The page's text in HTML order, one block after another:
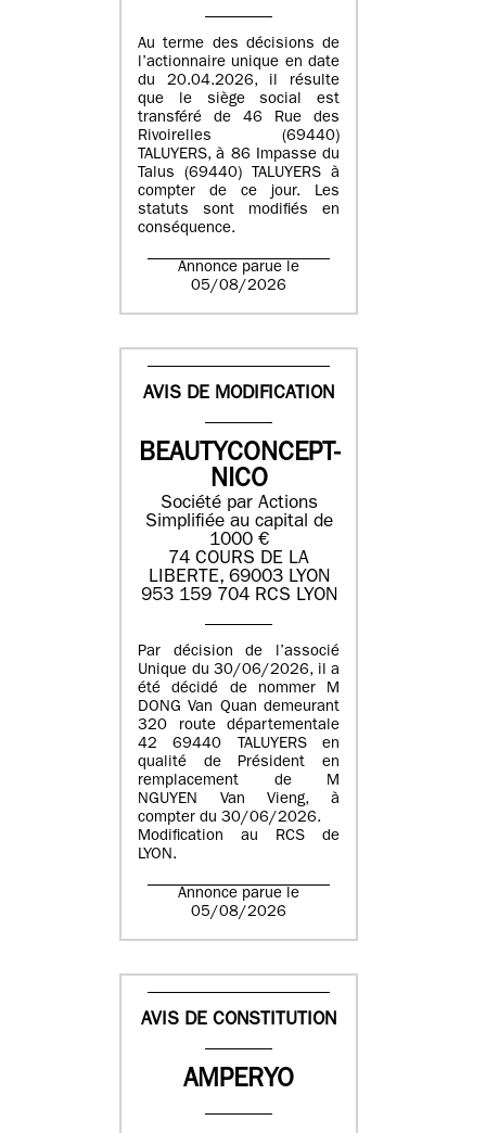
Au terme des décisions de
l’actionnaire unique en date
du 20.04.2026, il résulte
que le siège social est
transféré de 46 Rue des
Rivoirelles (69440)
TALUYERS, à 86 Impasse du
Talus (69440) TALUYERS à
compter de ce jour. Les
statuts sont modifiés en
conséquence.
Annonce parue le
05/08/2026
AVIS DE MODIFICATION
BEAUTYCONCEPT-
NICO
Société par Actions
Simplifiée au capital de
1000 €
74 COURS DE LA
LIBERTE, 69003 LYON
953 159 704 RCS LYON
Par décision de l’associé
Unique du 30/06/2026, il a
été décidé de nommer M
DONG Van Quan demeurant
320 route départementale
42 69440 TALUYERS en
qualité de Président en
remplacement de M
NGUYEN Van Vieng, à
compter du 30/06/2026.
Modification au RCS de
LYON.
Annonce parue le
05/08/2026
AVIS DE CONSTITUTION
AMPERYO